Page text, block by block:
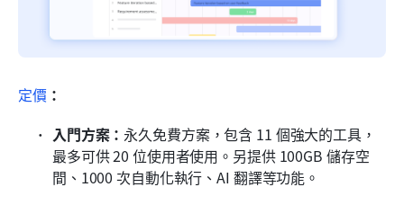
定價：
入門方案： 永久免費方案，包含 11 個強大的工具，
最多可供 20 位使用者使用。另提供 100GB 儲存空
間、1000 次自動化執行、AI 翻譯等功能。